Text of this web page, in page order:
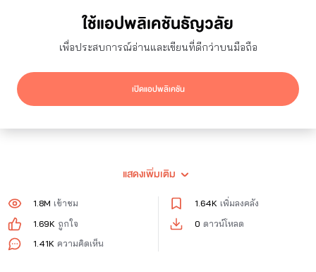
ใช้แอปพลิเคชันธัญวลัย
เพื่อประสบการณ์อ่านและเขียนที่ดีกว่าบนมือถือ
เปิดแอปพลิเคชัน
วชริศา
55 ผู้ติดตาม กำลังติดตาม
ติดตาม
แสดงเพิ่มเติม
1.8M เข้าชม
1.69K ถูกใจ
1.41K ความคิดเห็น
1.64K เพิ่มลงคลัง
0 ดาวน์โหลด